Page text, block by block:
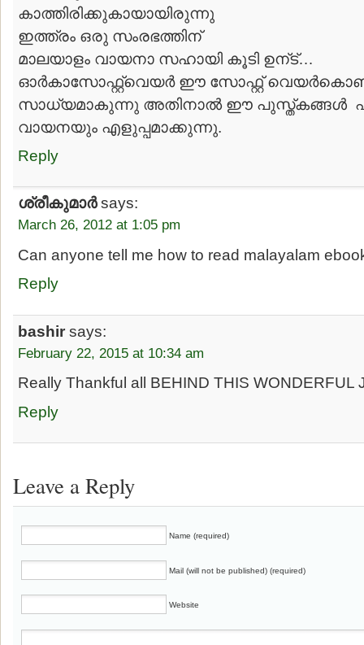
കാത്തിരിക്കുകായായിരുന്നു
ഇത്ത്രം ഒരു സംരഭത്തിന്
മാലയാളം വായനാ സഹായി കൂടി ഉന്ട്…
ഓര്‍കാസോഫ്റ്റ്വെയര്‍ ഈ സോഫ്റ്റ്
സാധ്യമാകുന്നു അതിനാല്‍ ഈ പുസ്ത്കങ്ങള്‍
വായനയും എളുപ്പമാക്കുന്നു.
Reply
ശ്രീകുമാര്‍ says:
March 26, 2012 at 1:05 pm
Can anyone tell me how to read malayalam
Reply
bashir says:
February 22, 2015 at 10:34 am
Really Thankful all BEHIND THIS
Reply
Leave a Reply
Name (required)
Mail (will not be published) (required)
Website